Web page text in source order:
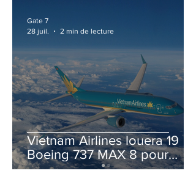
Vietnam Airlines louera 19
Boeing 737 MAX 8 pour
accélérer la modernisation
Gate 7
28 juil.
2 min de lecture